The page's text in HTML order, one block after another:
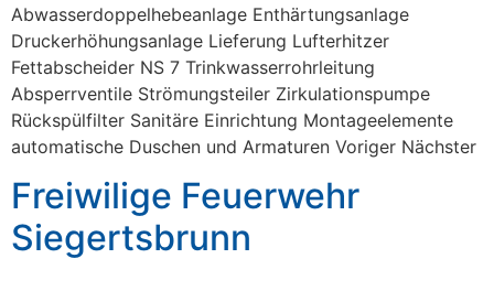
Abwasserdoppelhebeanlage Enthärtungsanlage
Druckerhöhungsanlage Lieferung Lufterhitzer
Fettabscheider NS 7 Trinkwasserrohrleitung
Absperrventile Strömungsteiler Zirkulationspumpe
Rückspülfilter Sanitäre Einrichtung Montageelemente
automatische Duschen und Armaturen Voriger Nächster
Freiwilige Feuerwehr
Siegertsbrunn